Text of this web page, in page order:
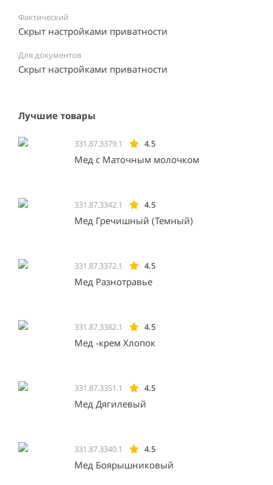
Фактический
Скрыт настройками приватности
Для документов
Скрыт настройками приватности
Лучшие товары
331.87.3379.1 4.5
Мед с Маточным молочком
331.87.3342.1 4.5
Мед Гречишный (Темный)
331.87.3372.1 4.5
Мед Разнотравье
331.87.3382.1 4.5
Мед -крем Хлопок
331.87.3351.1 4.5
Мед Дягилевый
331.87.3340.1 4.5
Мед Боярышниковый